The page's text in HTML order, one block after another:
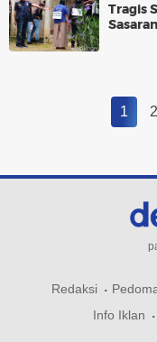
Tragis
1 2
Redaksi
Info Iklan